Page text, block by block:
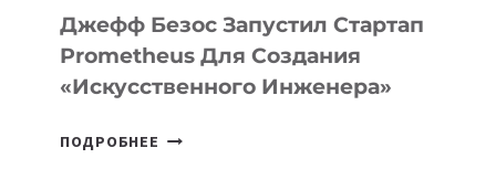
LINUX
Джефф Безос Запустил Стартап
Prometheus Для Создания
«искусственного Инженера»
ПОДРОБНЕЕ ДЖЕФФ